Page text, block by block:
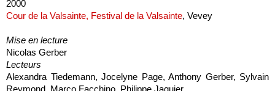
2000
Cour de la Valsainte, Festival de la Valsainte, Vevey
Mise en lecture
Nicolas Gerber
Lecteurs
Alexandra Tiedemann, Jocelyne Page, Anthony Gerber, Sylvain
Reymond, Marco Facchino, Philippe Jaquier